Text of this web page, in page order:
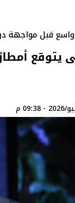
قبل مواجهة دور